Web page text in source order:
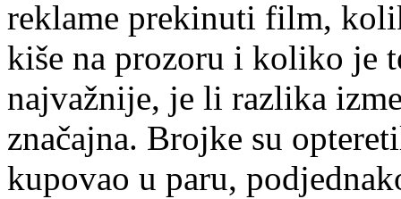
reklame prekinuti film,
kiše na prozoru i koliko je
najvažnije, je li razlika
značajna. Brojke su
kupovao u paru,